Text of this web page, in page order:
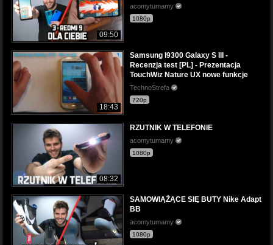
09:50
acomytumamy
1080p
18:43
Samsung I9300 Galaxy S III -
Recenzja test [PL] - Prezentacja
TouchWiz Nature UX nowe funkcje
TechnoStrefa
720p
08:32
RZUTNIK W TELEFONIE
acomytumamy
1080p
SAMOWIĄŻĄCE SIĘ BUTY Nike Adapt
BB
acomytumamy
1080p